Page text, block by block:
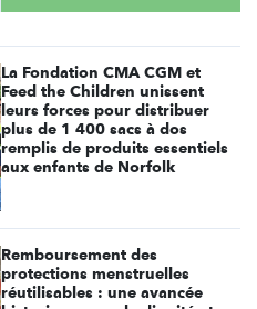
La Fondation CMA CGM et
Feed the Children unissent
leurs forces pour distribuer
plus de 1 400 sacs à dos
remplis de produits essentiels
aux enfants de Norfolk
Remboursement des
protections menstruelles
réutilisables : une avancée